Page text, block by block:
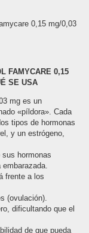
0,15 mg/0,03
FAMYCARE 0,15
SE USA
mg es un
«píldora». Cada
tipos de hormonas
y un estrógeno,
hormonas
frente a los
(ovulación).
dificultando que el
de que pueda